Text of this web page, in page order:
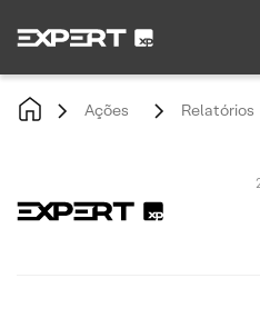
Ações Relatórios